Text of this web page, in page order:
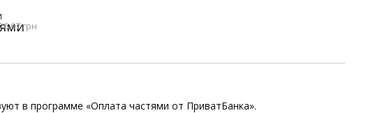
грн
в программе «Оплата частями от ПриватБанка».